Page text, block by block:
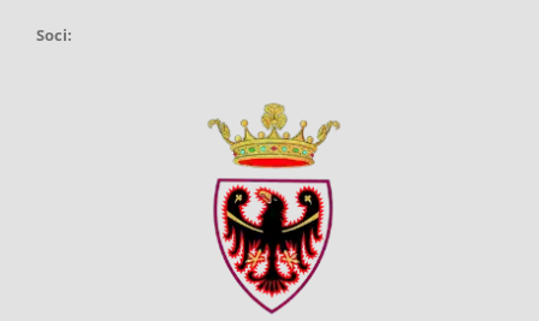
Soci: